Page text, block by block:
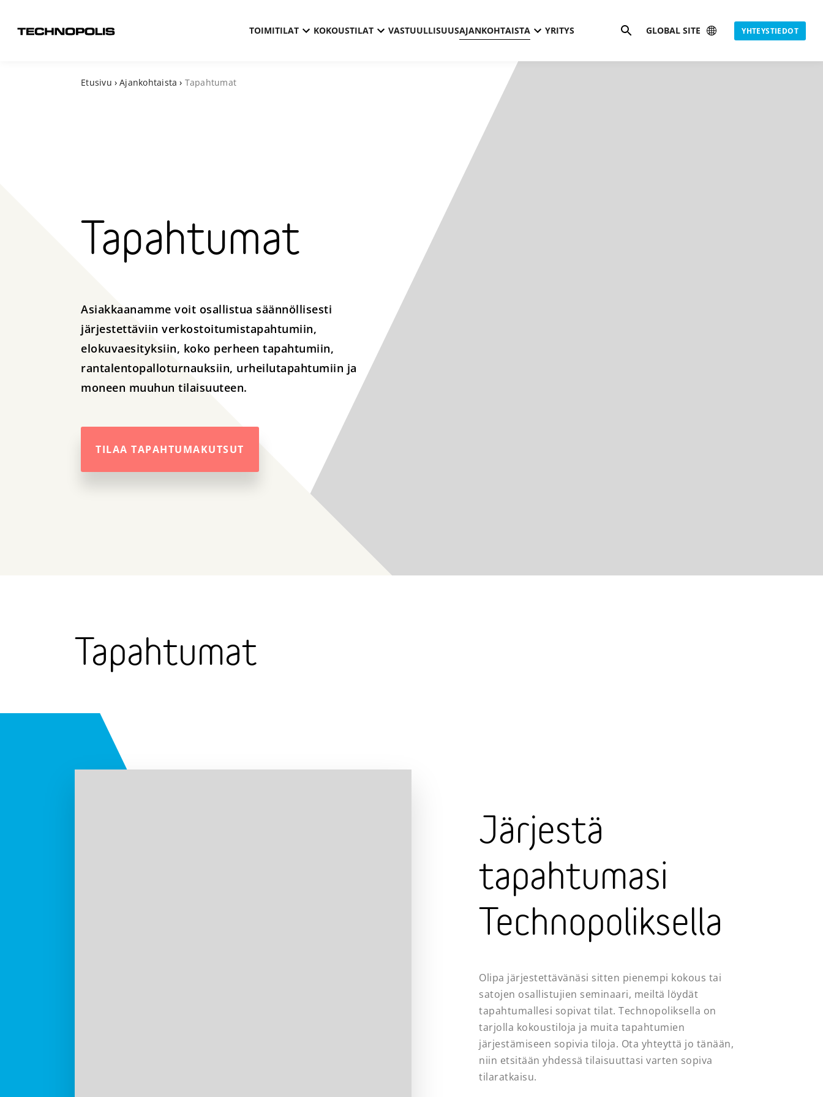
TOIMITILAT KOKOUSTILAT VASTUULLISUUSAJANKOHTAISTA YRITYS Hae GLOBAL SITE YHTEYSTIEDOT
Etusivu › Ajankohtaista › Tapahtumat
Tapahtumat
Asiakkaanamme voit osallistua säännöllisesti
järjestettäviin verkostoitumistapahtumiin,
elokuvaesityksiin, koko perheen tapahtumiin,
rantalentopalloturnauksiin, urheilutapahtumiin ja
moneen muuhun tilaisuuteen.
TILAA TAPAHTUMAKUTSUT
Tapahtumat
Järjestä
tapahtumasi
Technopoliksella
Olipa järjestettävänäsi sitten pienempi kokous tai
satojen osallistujien seminaari, meiltä löydät
tapahtumallesi sopivat tilat. Technopoliksella on
tarjolla kokoustiloja ja muita tapahtumien
järjestämiseen sopivia tiloja. Ota yhteyttä jo tänään,
niin etsitään yhdessä tilaisuuttasi varten sopiva
tilaratkaisu.